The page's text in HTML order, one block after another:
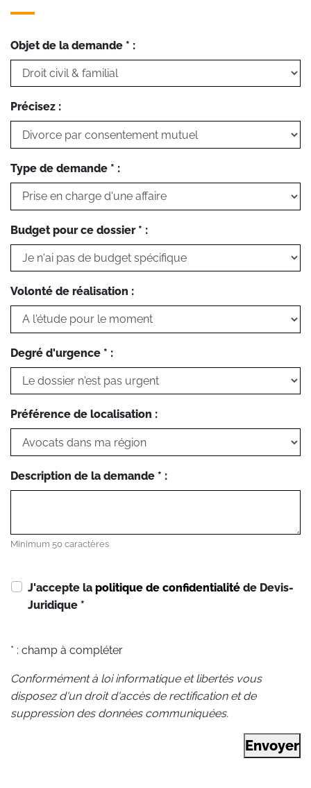
Objet de la demande * :
Précisez :
Type de demande * :
Budget pour ce dossier * :
Volonté de réalisation :
Degré d'urgence * :
Préférence de localisation :
Description de la demande * :
Minimum 50 caractères
J'accepte la politique de confidentialité de Devis-
Juridique *
* : champ à compléter
Conformément à loi informatique et libertés vous
disposez d'un droit d'accès de rectification et de
suppression des données communiquées.
Envoyer